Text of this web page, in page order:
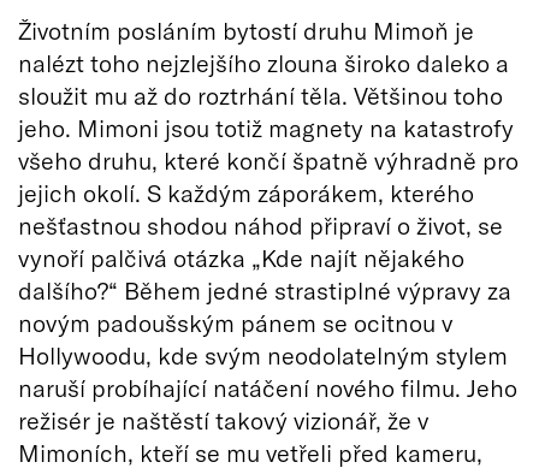
Životním posláním bytostí druhu Mimoň je
nalézt toho nejzlejšího zlouna široko daleko a
sloužit mu až do roztrhání těla. Většinou toho
jeho. Mimoni jsou totiž magnety na katastrofy
všeho druhu, které končí špatně výhradně pro
jejich okolí. S každým záporákem, kterého
nešťastnou shodou náhod připraví o život, se
vynoří palčivá otázka „Kde najít nějakého
dalšího?“ Během jedné strastiplné výpravy za
novým padoušským pánem se ocitnou v
Hollywoodu, kde svým neodolatelným stylem
naruší probíhající natáčení nového filmu. Jeho
režisér je naštěstí takový vizionář, že v
Mimoních, kteří se mu vetřeli před kameru,